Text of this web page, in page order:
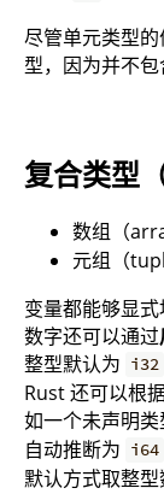
尽管单元类型
型，因为并不包
复合类型
数组（
元组（
变量都能够显
数字还可以通过
整型默认为 i32
Rust 还可以根
如一个未声明
自动推断为 i64
默认方式取整